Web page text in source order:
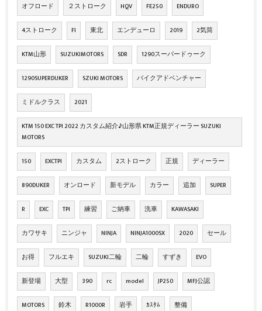
オフロード ２ストローク HQV FE250 ENDURO
4ストローク FI 東北 エンデューロ 2019 2気筒
KTM山形 SUZUKIMOTORS SDR 1290スーパードゥーク
1290SUPERDUKER SZUKI MOTORS バイクアドベンチャー
ミドルクラス 2021
KTM 150 EXC TPI 2022 カスタム紹介♪山形県 KTM正規ディーラー SUZUKI
MOTORS
150 EXCTPI カスタム 2ストローク 正規 ディーラー
890DUKER オンロード 新モデル カラー 追加 SUPER
R EXC TPI 練習 ご納車 洗車 KAWASAKI
カワサキ ニンジャ NINJA NINJA1000SX 2020 セール
お得 フルエキ SUZUKI二輪 二輪 すずき EVO
新登場 大型 390 rc model JP250 MFJ公認
MOTORS 鈴木 R1000R 岩手 ｶｽﾀﾑ 整備